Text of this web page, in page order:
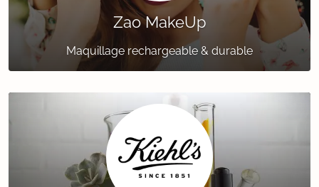
Zao MakeUp
Maquillage rechargeable & durable